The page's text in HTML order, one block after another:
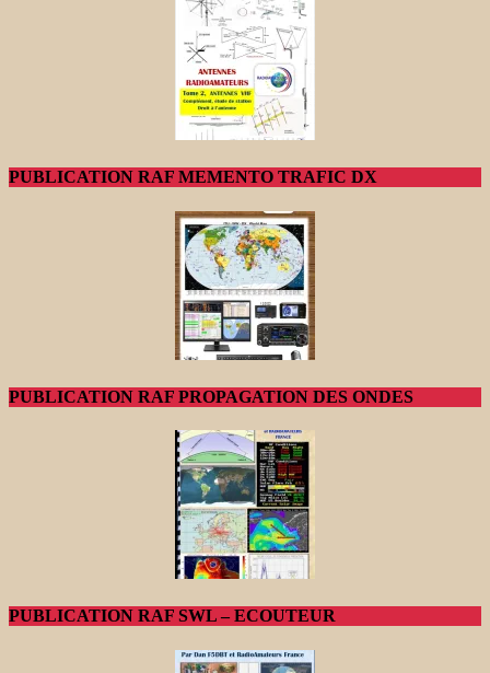
PUBLICATION RAF MEMENTO TRAFIC DX
PUBLICATION RAF PROPAGATION DES ONDES
PUBLICATION RAF SWL – ECOUTEUR